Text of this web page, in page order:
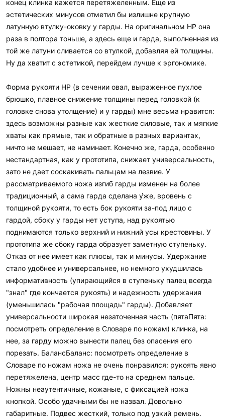
конец клинка кажется перетяжеленным. Еще из
эстетических минусов отметил бы излишне крупную
латунную втулку-оковку у гарды. На оригинальном НР она
раза в полтора тоньше, а здесь еще и гарда, выполненная из
той же латуни сливается со втулкой, добавляя ей толщины.
Ну да хватит с эстетикой, перейдем лучше к эргономике.
Форма рукояти НР (в сечении овал, выраженное пухлое
брюшко, плавное снижение толщины перед головкой (к
головке снова утолщение) и у гарды) мне весьма нравится:
здесь возможны разные как жесткие силовые, так и мягкие
хваты как прямые, так и обратные в разных вариантах,
ничто не мешает, не наминает. Конечно же, гарда, особенно
нестандартная, как у прототипа, снижает универсальность,
зато не дает соскакивать пальцам на лезвие. У
рассматриваемого ножа изгиб гарды изменен на более
традиционный, а сама гарда сделана у́же, вровень с
толщиной рукояти, то есть бок рукояти за-под лицо с
гардой, сбоку у гарды нет уступа, над рукоятью
поднимаются только верхний и нижний усы крестовины. У
прототипа же сбоку гарда образует заметную ступеньку.
Отказ от нее имеет как плюсы, так и минусы. Удержание
стало удобнее и универсальнее, но немного ухудшилась
информативность (упирающийся в ступеньку палец всегда
"знал" где кончается рукоять) и надежность удержания
(уменьшилась "рабочая площадь" гарды). Добавляет
универсальности широкая незаточенная часть (пятаПята:
посмотреть определение в Словаре по ножам) клинка, на
нее, за гарду можно вынести палец без опасения его
порезать. БалансБаланс: посмотреть определение в
Словаре по ножам ножа не очень понравился: рукоять явно
перетяжелена, центр масс где-то на среднем пальце.
Ножны неаутентичные, кожаные, с фиксацией ножа
кнопкой. Особо удачными бы не назвал. Довольно
габаритные. Подвес жесткий, только под узкий ремень.